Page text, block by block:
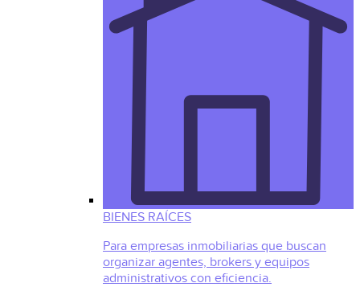
BIENES RAÍCES
Para empresas inmobiliarias que buscan
organizar agentes, brokers y equipos
administrativos con eficiencia.